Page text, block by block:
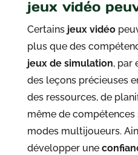
jeux vidéo
Certains jeux vidéo
plus que des
jeux de simulation, par
des leçons précieuses
des ressources, de
même de
modes multijoueurs.
développer une